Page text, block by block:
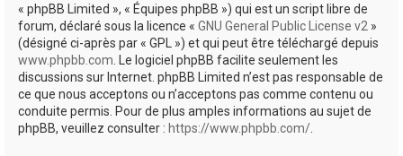
« phpBB Limited », « Équipes phpBB ») qui est un script libre de
forum, déclaré sous la licence « GNU General Public License v2 »
(désigné ci-après par « GPL ») et qui peut être téléchargé depuis
www.phpbb.com . Le logiciel phpBB facilite seulement les
discussions sur Internet. phpBB Limited n’est pas responsable de
ce que nous acceptons ou n’acceptons pas comme contenu ou
conduite permis. Pour de plus amples informations au sujet de
phpBB, veuillez consulter : https://www.phpbb.com/